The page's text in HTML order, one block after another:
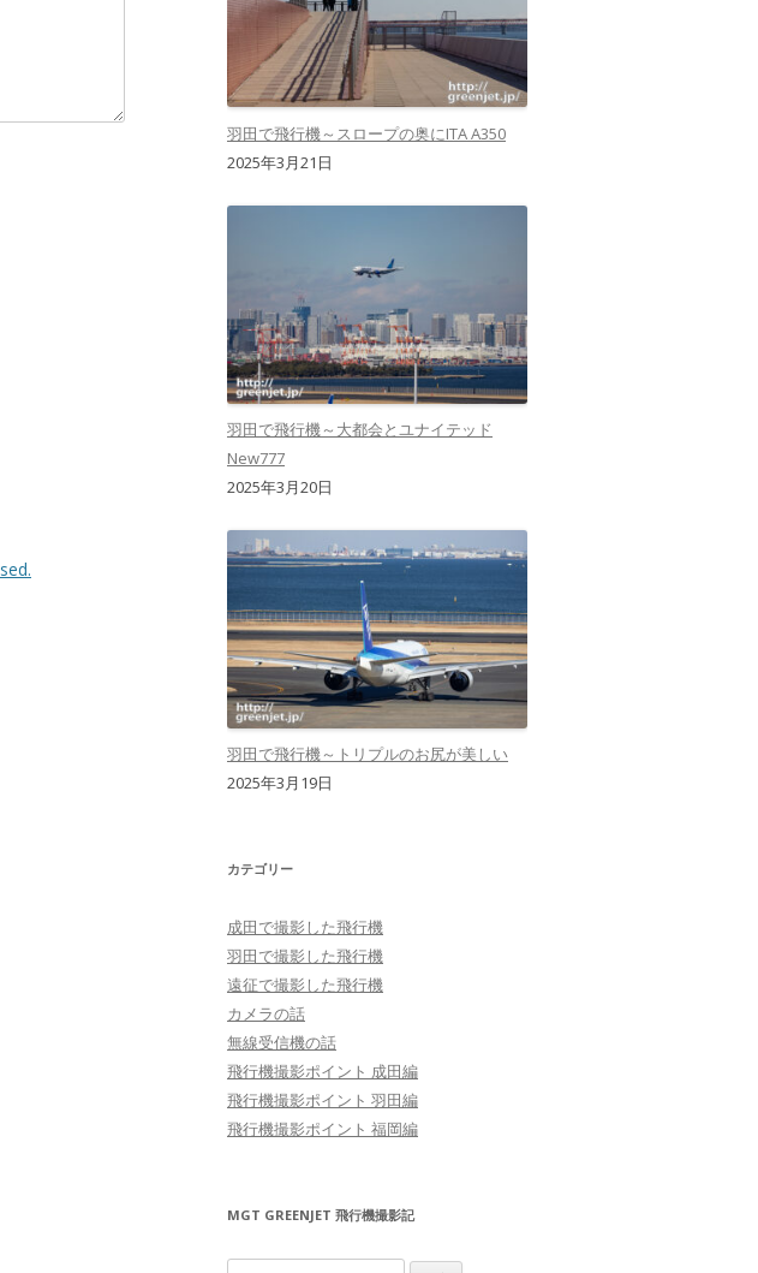
羽田で飛行機～スロープの奥にITA A350
2025年3月21日
羽田で飛行機～大都会とユナイテッド
New777
2025年3月20日
羽田で飛行機～トリプルのお尻が美しい
2025年3月19日
カテゴリー
成田で撮影した飛行機
羽田で撮影した飛行機
遠征で撮影した飛行機
カメラの話
無線受信機の話
飛行機撮影ポイント 成田編
飛行機撮影ポイント 羽田編
飛行機撮影ポイント 福岡編
MGT GREENJET 飛行機撮影記